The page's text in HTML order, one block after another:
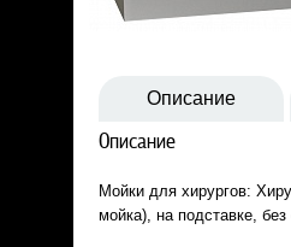
Описание
Описание
Мойки для хирургов:
мойка), на подставке,